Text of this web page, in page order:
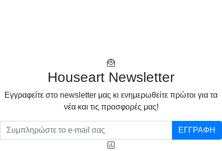
Houseart Newsletter
Eγγραφείτε στο newsletter μας κι ενημερωθείτε πρώτοι για τα
νέα και τις προσφορές μας!
ΕΓΓΡΑΦΗ